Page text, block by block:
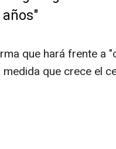
que hará frente a
que crece el